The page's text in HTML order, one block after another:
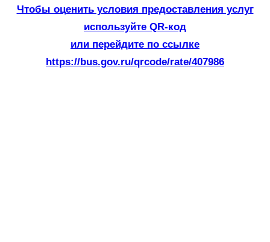
Чтобы оценить условия предоставления услуг
используйте QR-код
или перейдите по ссылке
https://bus.gov.ru/qrcode/rate/407986